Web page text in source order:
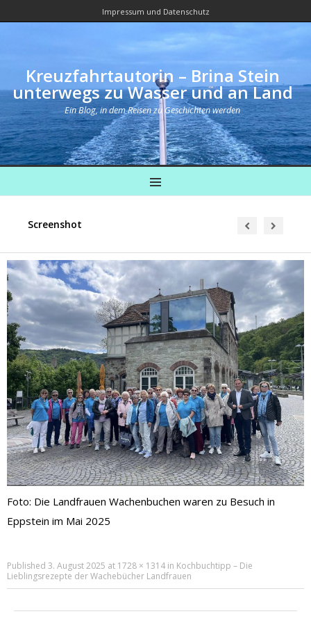
Impressum und Datenschutz
Kreuzfahrtautorin – Brina Stein
unterwegs zu Wasser und an Land
Ein Blog, in dem Reisen zu Geschichten werden
MENU
Screenshot
Foto: Die Landfrauen Wachenbuchen waren zu Besuch in
Eppstein im Mai 2025
Published 3. August 2025 at 1728 × 1314 in Kochbuchtipp – Die
Lieblingsrezepte der Wachebücher Landfrauen